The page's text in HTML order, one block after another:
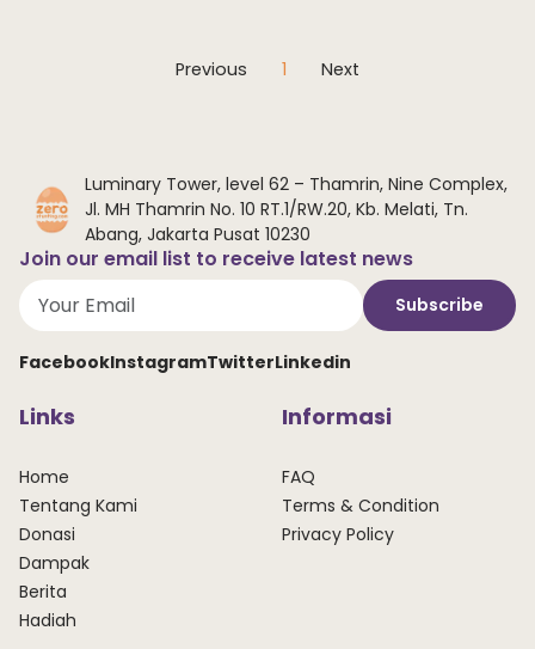
Previous 1 Next
Luminary Tower, level 62 – Thamrin, Nine Complex,
Jl. MH Thamrin No. 10 RT.1/RW.20, Kb. Melati, Tn.
Abang, Jakarta Pusat 10230
Join our email list to receive latest news
Subscribe
FacebookInstagramTwitterLinkedin
Links
Home
Tentang Kami
Donasi
Dampak
Berita
Hadiah
Informasi
FAQ
Terms & Condition
Privacy Policy